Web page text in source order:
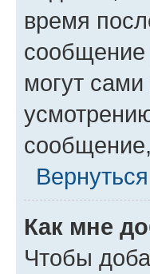
время
сообщение
могут
Как мне
Чтобы